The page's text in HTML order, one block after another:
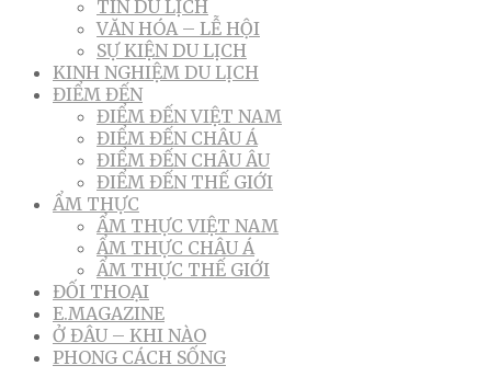
TIN DU LỊCH
VĂN HÓA – LỄ HỘI
SỰ KIỆN DU LỊCH
KINH NGHIỆM DU LỊCH
ĐIỂM ĐẾN
ĐIỂM ĐẾN VIỆT NAM
ĐIỂM ĐẾN CHÂU Á
ĐIỂM ĐẾN CHÂU ÂU
ĐIỂM ĐẾN THẾ GIỚI
ẨM THỰC
ẨM THỰC VIỆT NAM
ẨM THỰC CHÂU Á
ẨM THỰC THẾ GIỚI
ĐỐI THOẠI
E.MAGAZINE
Ở ĐÂU – KHI NÀO
PHONG CÁCH SỐNG